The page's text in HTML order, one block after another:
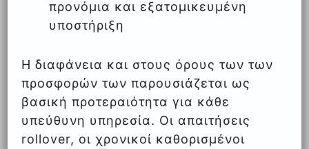
προνόμια και εξατομικευμένη
υποστήριξη
Η διαφάνεια και στους όρους των των
προσφορών των παρουσιάζεται ως
βασική προτεραιότητα για κάθε
υπεύθυνη υπηρεσία. Οι απαιτήσεις
rollover, οι χρονικοί καθορισμένοι